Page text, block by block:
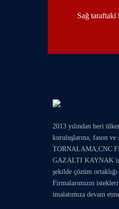
Sağ taraftaki
2013 yılından beri
kuruluşlarına, fason
TORNALAMA,CNC
GAZALTI KAYNAK
şekilde çözüm ortaklığı
Firmalarımızın
imalatımıza devam